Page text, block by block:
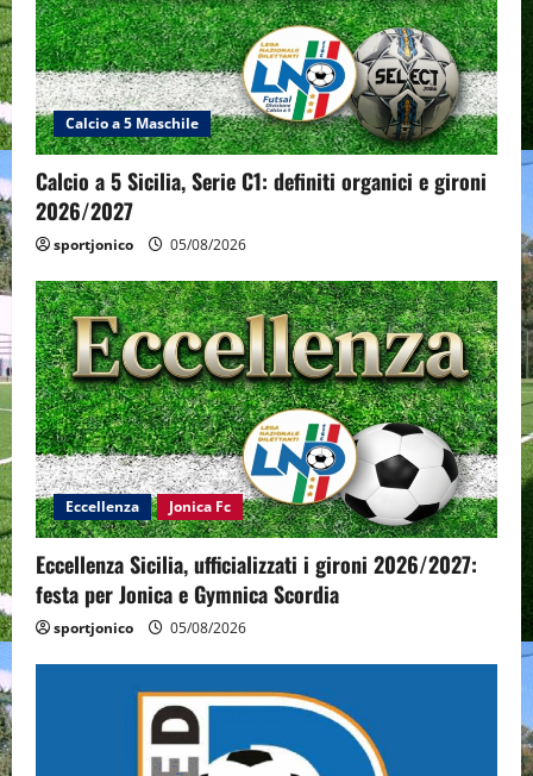
Calcio a 5 Maschile
Calcio a 5 Sicilia, Serie C1: definiti organici e gironi
2026/2027
sportjonico 05/08/2026
Eccellenza Jonica Fc
Eccellenza Sicilia, ufficializzati i gironi 2026/2027:
festa per Jonica e Gymnica Scordia
sportjonico 05/08/2026